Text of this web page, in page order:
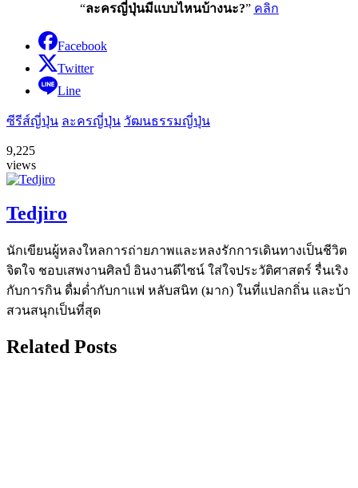
“ละครญี่ปุ่นมีแบบไหนบ้างนะ?” คลิก
Facebook
Twitter
Line
ซีรีส์ญี่ปุ่น ละครญี่ปุ่น วัฒนธรรมญี่ปุ่น
9,225
views
Tedjiro
นักเขียนผู้หลงใหลการถ่ายภาพและหลงรักการเดินทางเป็นชีวิต
จิตใจ ชอบเสพงานศิลป์ อินงานดีไซน์ ใส่ใจประวัติศาสตร์ รื่นเริง
กับการกิน ดื่มด่ำกับกาแฟ หลับสนิท (มาก) ในที่แปลกถิ่น และบ้า
สวนสนุกเป็นที่สุด
Related Posts